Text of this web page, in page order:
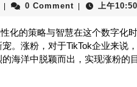
涨
0 Comment 上午10:50
化的策略与智慧在这个数字化
。涨粉，对于TikTok企业来说
海洋中脱颖而出，实现涨粉的